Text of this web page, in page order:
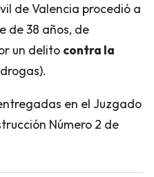
de Valencia procedió a
de 38 años, de
un delito contra la
en el Juzgado
Número 2 de